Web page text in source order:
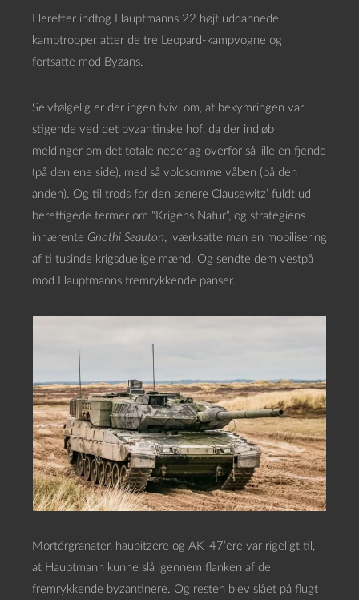
Herefter indtog Hauptmanns 22 højt uddannede
kamptropper atter de tre Leopard-kampvogne og
fortsatte mod Byzans.
Selvfølgelig er der ingen tvivl om, at bekymringen var
stigende ved det byzantinske hof, da der indløb
meldinger om det totale nederlag overfor så lille en fjende
(på den ene side), med så voldsomme våben (på den
anden). Og til trods for den senere Clausewitz’ fuldt ud
berettigede termer om “Krigens Natur”, og strategiens
inhærente Gnothi Seauton, iværksatte man en mobilisering
af ti tusinde krigsduelige mænd. Og sendte dem vestpå
mod Hauptmanns fremrykkende panser.
Mortérgranater, haubitzere og AK-47’ere var rigeligt til,
at Hauptmann kunne slå igennem flanken af de
fremrykkende byzantinere. Og resten blev slået på flugt